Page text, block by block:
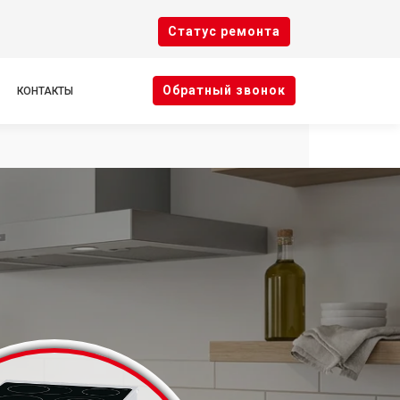
Cтатус ремонта
КОНТАКТЫ Oбратный звонок